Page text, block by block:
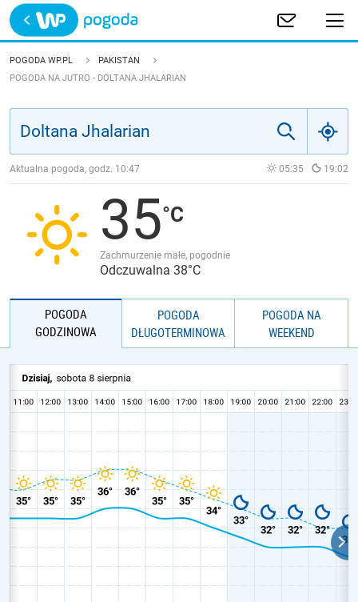
Trwa ładowanie
POLSKA
JAKOŚĆ POWIETRZA
POGODA WP.PL
PAKISTAN
POGODA NA JUTRO - DOLTANA JHALARIAN
Aktualna pogoda, godz. 10:47 05:35 19:02
35
Zachmurzenie małe, pogodnie
Odczuwalna 38°C
POGODA
GODZINOWA
POGODA
DŁUGOTERMINOWA
POGODA NA
WEEKEND